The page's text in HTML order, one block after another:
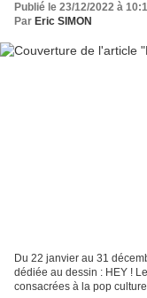
Publié le 23/12/2022 à
Par Eric SIMON
Du 22 janvier au 31
dédiée au dessin : HEY !
consacrées à la pop